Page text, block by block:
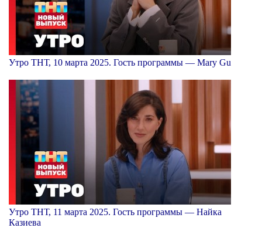
Утро ТНТ, 10 марта 2025. Гость программы — Mary Gu
Утро ТНТ, 11 марта 2025. Гость программы — Найка
Казиева